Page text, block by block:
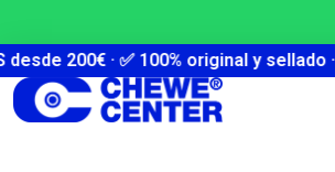
al
contenido
✅ 100% original y sellado · ⚡